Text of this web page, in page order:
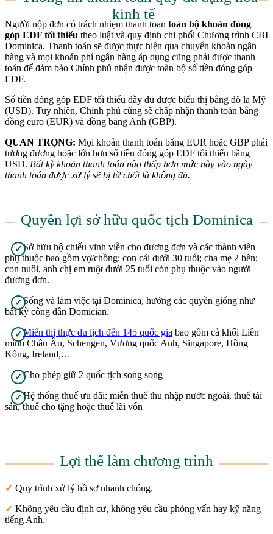
kinh tế
Người nộp đơn có trách nhiệm thanh toán toàn bộ khoản đóng
góp EDF tối thiểu theo luật và quy định chi phối Chương trình CBI
Dominica. Thanh toán sẽ được thực hiện qua chuyển khoản ngân
hàng và mọi khoản phí ngân hàng áp dụng cũng phải được thanh
toán để đảm bảo Chính phủ nhận được toàn bộ số tiền đóng góp
EDF.
Số tiền đóng góp EDF tối thiểu đầy đủ được biểu thị bằng đô la Mỹ
(USD). Tuy nhiên, Chính phủ cũng sẽ chấp nhận thanh toán bằng
đồng euro (EUR) và đồng bảng Anh (GBP).
QUAN TRỌNG: Mọi khoản thanh toán bằng EUR hoặc GBP phải
tương đương hoặc lớn hơn số tiền đóng góp EDF tối thiểu bằng
USD. Bất kỳ khoản thanh toán nào thấp hơn mức này vào ngày
thanh toán được xử lý sẽ bị từ chối là không đủ.
Quyền lợi sở hữu quốc tịch Dominica
✓Sở hữu hộ chiếu vĩnh viễn cho đương đơn và các thành viên
phụ thuộc bao gồm vợ/chồng; con cái dưới 30 tuổi; cha mẹ 2 bên;
con nuôi, anh chị em ruột dưới 25 tuổi còn phụ thuộc vào người
đương đơn.
✓Sống và làm việc tại Dominica, hưởng các quyền giống như
bất kỳ công dân Domician.
✓Miễn thị thực du lịch đến 145 quốc gia bao gồm cả khối Liên
minh Châu Âu, Schengen, Vương quốc Anh, Singapore, Hồng
Kông, Ireland,…
✓Cho phép giữ 2 quốc tịch song song
✓Hệ thống thuế ưu đãi: miễn thuế thu nhập nước ngoài, thuế tài
sản, thuế cho tặng hoặc thuế lãi vốn
Lợi thế làm chương trình
✓ Quy trình xử lý hồ sơ nhanh chóng.
✓ Không yêu cầu định cư, không yêu cầu phỏng vấn hay kỹ năng
tiếng Anh.